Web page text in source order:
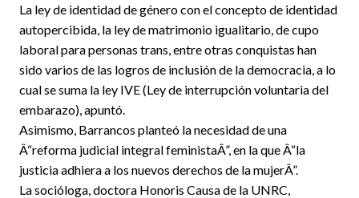
La ley de identidad de género con el concepto de identidad
autopercibida, la ley de matrimonio igualitario, de cupo
laboral para personas trans, entre otras conquistas han
sido varios de las logros de inclusión de la democracia, a lo
cual se suma la ley IVE (Ley de interrupción voluntaria del
embarazo), apuntó.
Asimismo, Barrancos planteó la necesidad de una
Â“reforma judicial integral feministaÂ”, en la que Â“la
justicia adhiera a los nuevos derechos de la mujerÂ”.
La socióloga, doctora Honoris Causa de la UNRC,